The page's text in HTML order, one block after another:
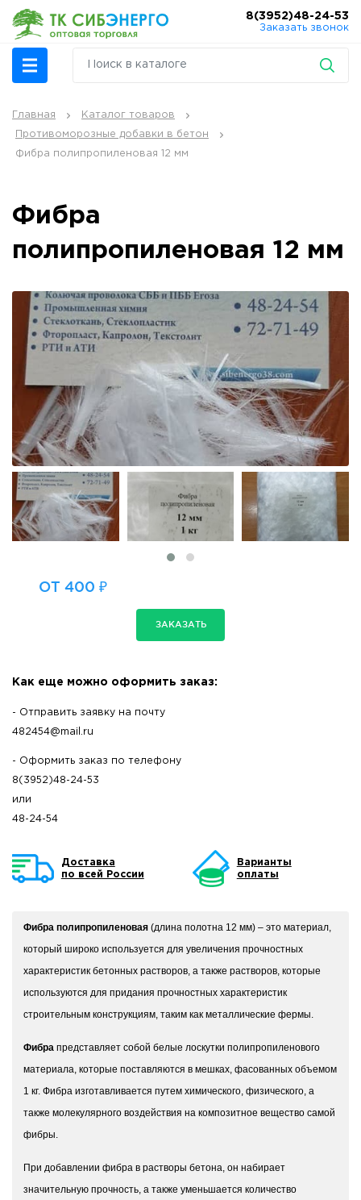
8(3952)48-24-53
Заказать звонок
Главная Каталог товаров
Противоморозные добавки в бетон
Фибра полипропиленовая 12 мм
Фибра
полипропиленовая 12 мм
ОТ 400 ₽
ЗАКАЗАТЬ
Как еще можно оформить заказ:
- Отправить заявку на почту
482454@mail.ru
- Оформить заказ по телефону
8(3952)48-24-53
или
48-24-54
Доставка
по всей России
Варианты
оплаты
Фибра полипропиленовая (длина полотна 12 мм) – это материал,
который широко используется для увеличения прочностных
характеристик бетонных растворов, а также растворов, которые
используются для придания прочностных характеристик
строительным конструкциям, таким как металлические фермы.
Фибра представляет собой белые лоскутки полипропиленового
материала, которые поставляются в мешках, фасованных объемом
1 кг. Фибра изготавливается путем химического, физического, а
также молекулярного воздействия на композитное вещество самой
фибры.
При добавлении фибра в растворы бетона, он набирает
значительную прочность, а также уменьшается количество